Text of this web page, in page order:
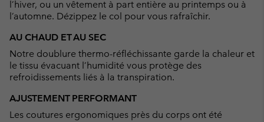
l’hiver, ou un vêtement à part entière au printemps ou à
l’automne. Dézippez le col pour vous rafraîchir.
AU CHAUD ET AU SEC
Notre doublure thermo-réfléchissante garde la chaleur et
le tissu évacuant l’humidité vous protège des
refroidissements liés à la transpiration.
AJUSTEMENT PERFORMANT
Les coutures ergonomiques près du corps ont été